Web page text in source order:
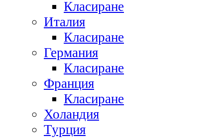
Класиране
Италия
Класиране
Германия
Класиране
Франция
Класиране
Холандия
Турция